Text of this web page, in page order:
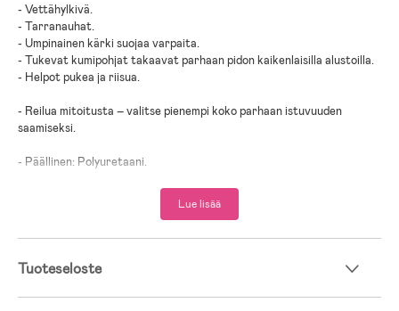
- Vettähylkivä.
- Tarranauhat.
- Umpinainen kärki suojaa varpaita.
- Tukevat kumipohjat takaavat parhaan pidon kaikenlaisilla alustoilla.
- Helpot pukea ja riisua.
- Reilua mitoitusta – valitse pienempi koko parhaan istuvuuden
saamiseksi.
- Päällinen: Polyuretaani.
Lue lisää
Tuoteseloste